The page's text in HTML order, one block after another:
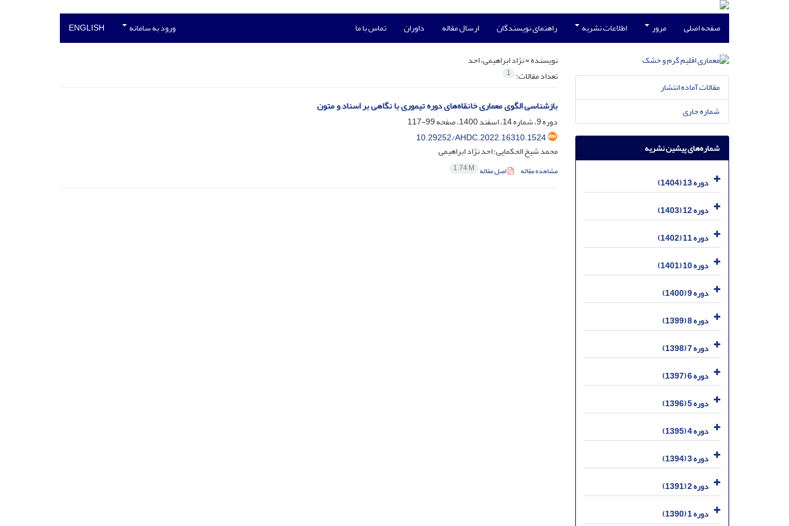
صفحه اصلی مرور اطلاعات نشریه راهنمای نویسندگان ارسال مقاله داوران تماس با ما ورود به سامانه ENGLISH
نویسنده =نژاد ابراهیمی، احد
تعداد مقالات: 1
بازشناسی الگوی معماری خانقاه‌های دوره تیموری با نگاهی بر اسناد و متون
دوره 9، شماره 14، اسفند 1400، صفحه
99-117
10.29252/AHDC.2022.16310.1524
محمد شیخ الحکمایی؛ احد نژاد ابراهیمی
مشاهده مقاله اصل مقاله 1.74 M
مقالات آماده انتشار
شماره جاری
شماره‌های پیشین نشریه
دوره 13 (1404)
دوره 12 (1403)
دوره 11 (1402)
دوره 10 (1401)
دوره 9 (1400)
دوره 8 (1399)
دوره 7 (1398)
دوره 6 (1397)
دوره 5 (1396)
دوره 4 (1395)
دوره 3 (1394)
دوره 2 (1391)
دوره 1 (1390)